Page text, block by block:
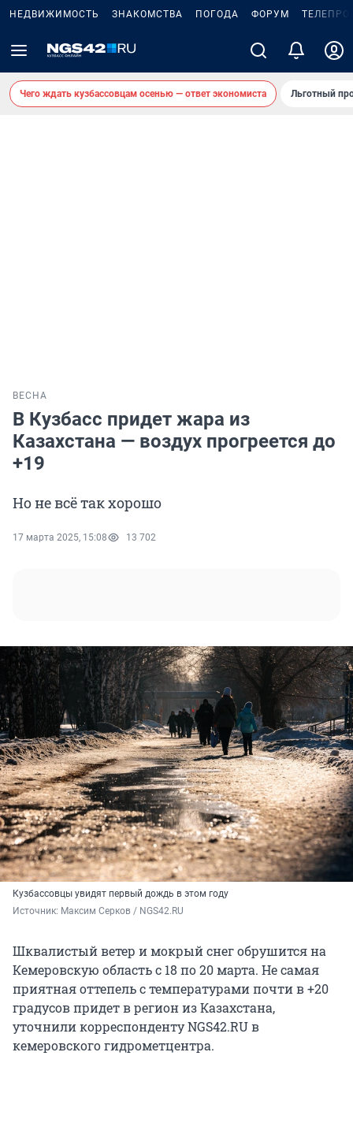
НЕДВИЖИМОСТЬ ЗНАКОМСТВА ПОГОДА ФОРУМ
Чего ждать кузбассовцам осенью — ответ экономиста Льготный
ВЕСНА
В Кузбасс придет жара из
Казахстана — воздух прогреется до
+19
Но не всё так хорошо
17 марта 2025, 15:08 13 702
Кузбассовцы увидят первый дождь в этом году
Источник: Максим Серков / NGS42.RU
Шквалистый ветер и мокрый снег обрушится на
Кемеровскую область с 18 по20 марта. Не самая
приятная оттепель с температурами почти в +20
градусов придет в регион из Казахстана,
уточнили корреспонденту NGS42.RU в
кемеровского гидрометцентра.